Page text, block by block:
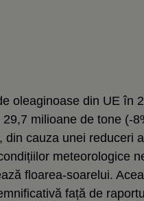
oleaginoase din UE în
milioane de tone (-
din cauza unei reduceri
meteorologice
floarea-soarelui.
față de